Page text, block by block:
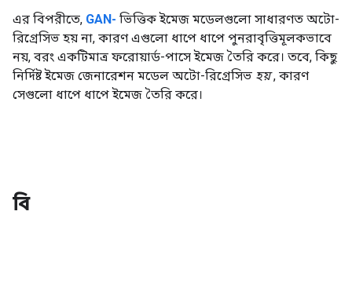
এর বিপরীতে, GAN- ভিত্তিক ইমেজ মডেলগুলো সাধারণত অটো-
রিগ্রেসিভ হয় না, কারণ এগুলো ধাপে ধাপে পুনরাবৃত্তিমূলকভাবে
নয়, বরং একটিমাত্র ফরোয়ার্ড-পাসে ইমেজ তৈরি করে। তবে, কিছু
নির্দিষ্ট ইমেজ জেনারেশন মডেল অটো-রিগ্রেসিভ হয়, কারণ
সেগুলো ধাপে ধাপে ইমেজ তৈরি করে।
বি